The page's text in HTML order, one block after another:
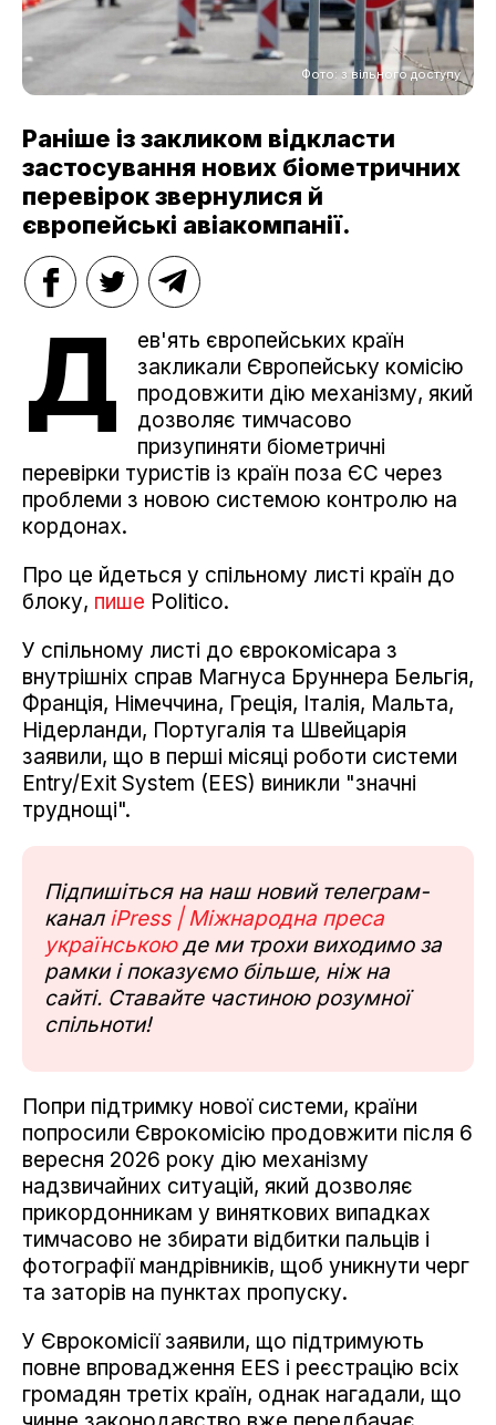
Фото: з вільного доступу
Раніше із закликом відкласти
застосування нових біометричних
перевірок звернулися й
європейські авіакомпанії.
Д
ев'ять європейських країн
закликали Європейську комісію
продовжити дію механізму, який
дозволяє тимчасово
призупиняти біометричні
перевірки туристів із країн поза ЄС через
проблеми з новою системою контролю на
кордонах.
Про це йдеться у спільному листі країн до
блоку, пише Politico.
У спільному листі до єврокомісара з
внутрішніх справ Магнуса Бруннера Бельгія,
Франція, Німеччина, Греція, Італія, Мальта,
Нідерланди, Португалія та Швейцарія
заявили, що в перші місяці роботи системи
Entry/Exit System (EES) виникли "значні
труднощі".
Підпишіться на наш новий телеграм-
канал iPress | Міжнародна преса
українськоюде ми трохи виходимо за
рамки і показуємо більше, ніж на
сайті. Ставайте частиною розумної
спільноти!
Попри підтримку нової системи, країни
попросили Єврокомісію продовжити після 6
вересня 2026 року дію механізму
надзвичайних ситуацій, який дозволяє
прикордонникам у виняткових випадках
тимчасово не збирати відбитки пальців і
фотографії мандрівників, щоб уникнути черг
та заторів на пунктах пропуску.
У Єврокомісії заявили, що підтримують
повне впровадження EES і реєстрацію всіх
громадян третіх країн, однак нагадали, що